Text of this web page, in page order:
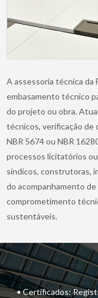
A assessoria técnica da
embasamento técnico
do projeto ou obra.
técnicos, verificação de
NBR 5674 ou NBR
processos licitatórios
síndicos, construtoras,
do acompanhamento
comprometimento
sustentáveis.
• Certificados: